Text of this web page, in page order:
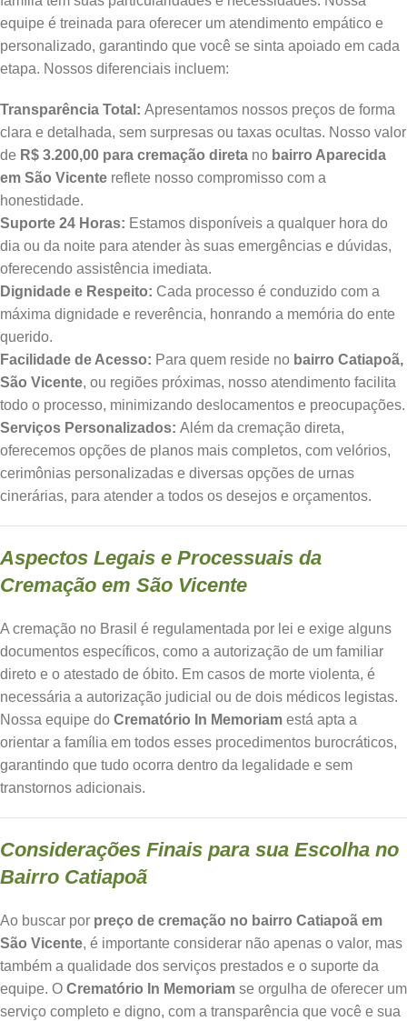
equipe é treinada para oferecer um atendimento empático e
personalizado, garantindo que você se sinta apoiado em cada
etapa. Nossos diferenciais incluem:
Transparência Total: Apresentamos nossos preços de forma
clara e detalhada, sem surpresas ou taxas ocultas. Nosso valor
de R$ 3.200,00 para cremação direta no bairro Aparecida
em São Vicente reflete nosso compromisso com a
honestidade.
Suporte 24 Horas: Estamos disponíveis a qualquer hora do
dia ou da noite para atender às suas emergências e dúvidas,
oferecendo assistência imediata.
Dignidade e Respeito: Cada processo é conduzido com a
máxima dignidade e reverência, honrando a memória do ente
querido.
Facilidade de Acesso: Para quem reside no bairro Catiapoã,
São Vicente, ou regiões próximas, nosso atendimento facilita
todo o processo, minimizando deslocamentos e preocupações.
Serviços Personalizados: Além da cremação direta,
oferecemos opções de planos mais completos, com velórios,
cerimônias personalizadas e diversas opções de urnas
cinerárias, para atender a todos os desejos e orçamentos.
Aspectos Legais e Processuais da
Cremação em São Vicente
A cremação no Brasil é regulamentada por lei e exige alguns
documentos específicos, como a autorização de um familiar
direto e o atestado de óbito. Em casos de morte violenta, é
necessária a autorização judicial ou de dois médicos legistas.
Nossa equipe do Crematório In Memoriam está apta a
orientar a família em todos esses procedimentos burocráticos,
garantindo que tudo ocorra dentro da legalidade e sem
transtornos adicionais.
Considerações Finais para sua Escolha no
Bairro Catiapoã
Ao buscar por preço de cremação no bairro Catiapoã em
São Vicente, é importante considerar não apenas o valor, mas
também a qualidade dos serviços prestados e o suporte da
equipe. O Crematório In Memoriam se orgulha de oferecer um
serviço completo e digno, com a transparência que você e sua